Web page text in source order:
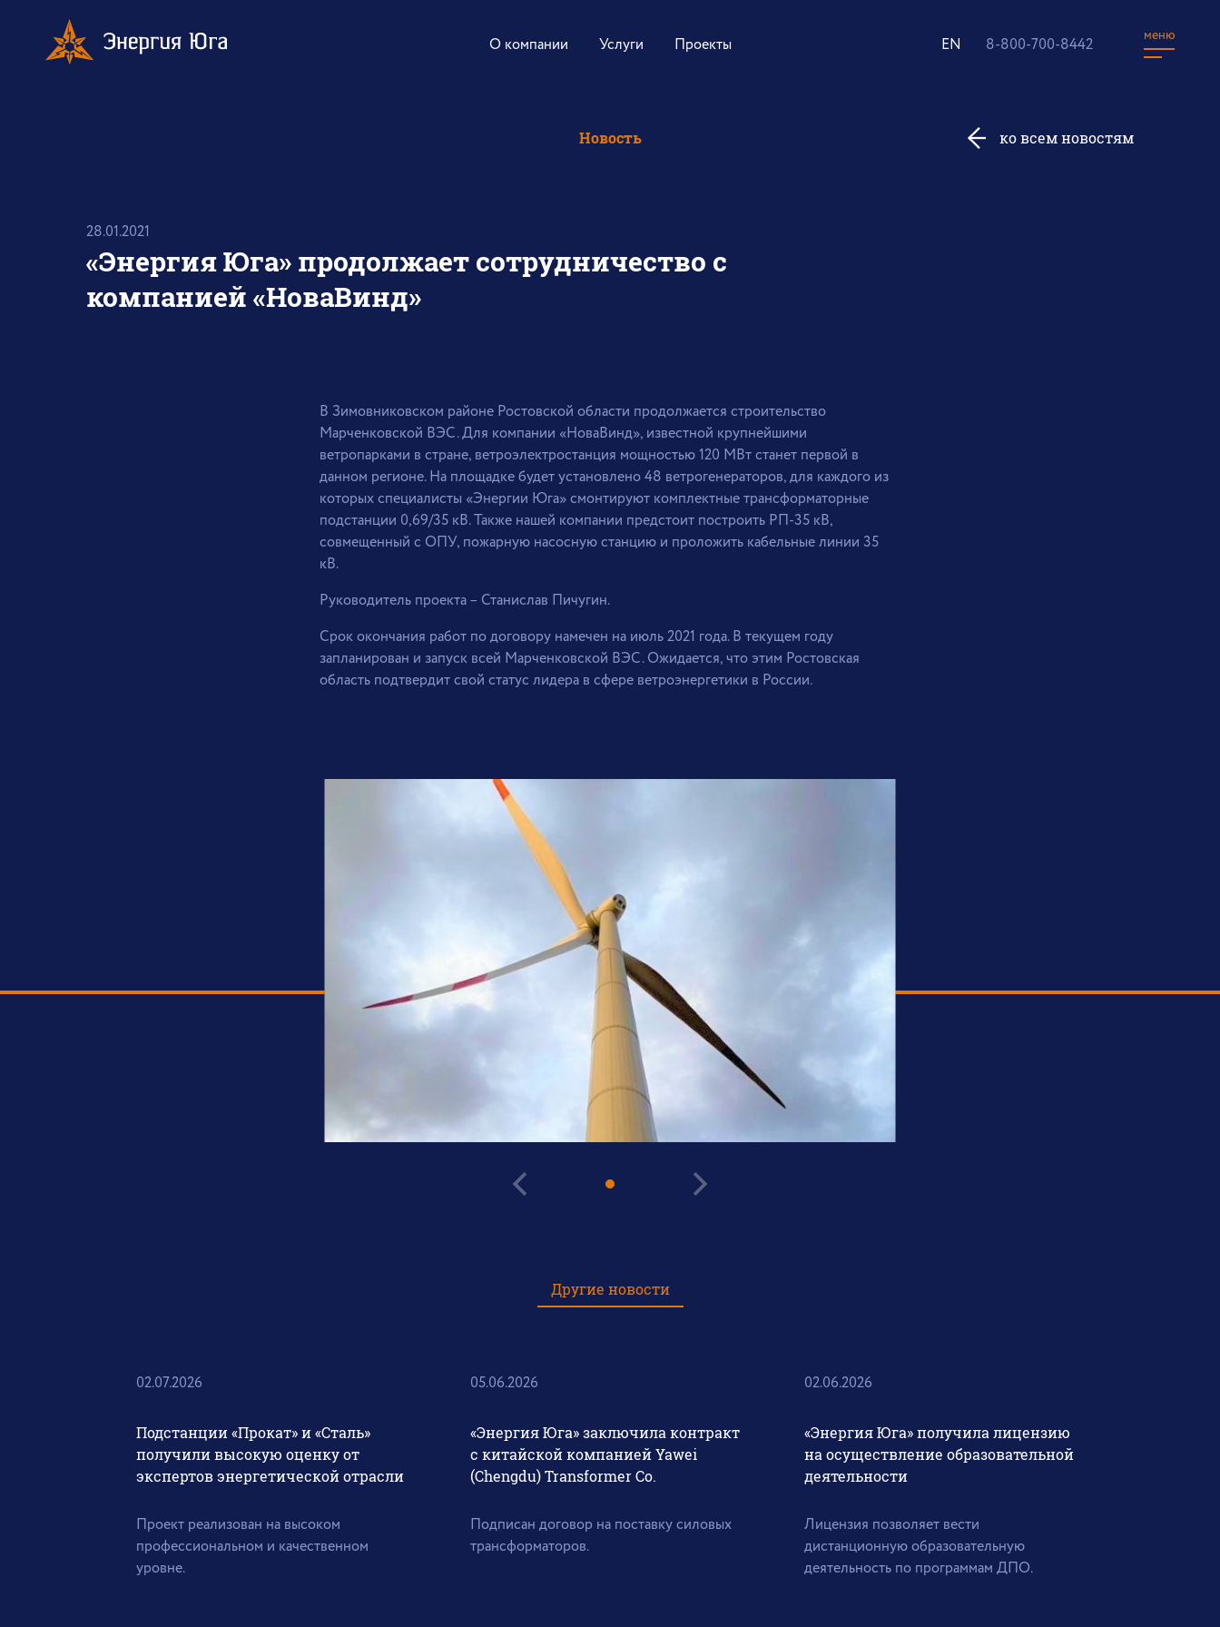
О компании Услуги Проекты EN 8-800-700-8442 меню
Новость ко всем новостям
28.01.2021
«Энергия Юга» продолжает сотрудничество с
компанией «НоваВинд»
В Зимовниковском районе Ростовской области продолжается строительство
Марченковской ВЭС. Для компании «НоваВинд», известной крупнейшими
ветропарками в стране, ветроэлектростанция мощностью 120 МВт станет первой в
данном регионе. На площадке будет установлено 48 ветрогенераторов, для каждого из
которых специалисты «Энергии Юга» смонтируют комплектные трансформаторные
подстанции 0,69/35 кВ. Также нашей компании предстоит построить РП-35 кВ,
совмещенный с ОПУ, пожарную насосную станцию и проложить кабельные линии 35
кВ.
Руководитель проекта – Станислав Пичугин.
Срок окончания работ по договору намечен на июль 2021 года. В текущем году
запланирован и запуск всей Марченковской ВЭС. Ожидается, что этим Ростовская
область подтвердит свой статус лидера в сфере ветроэнергетики в России.
Другие новости
02.07.2026
Подстанции «Прокат» и «Сталь»
получили высокую оценку от
экспертов энергетической отрасли
Проект реализован на высоком
профессиональном и качественном
уровне.
05.06.2026
«Энергия Юга» заключила контракт
с китайской компанией Yawei
(Chengdu) Transformer Co.
Подписан договор на поставку силовых
трансформаторов.
02.06.2026
«Энергия Юга» получила лицензию
на осуществление образовательной
деятельности
Лицензия позволяет вести
дистанционную образовательную
деятельность по программам ДПО.